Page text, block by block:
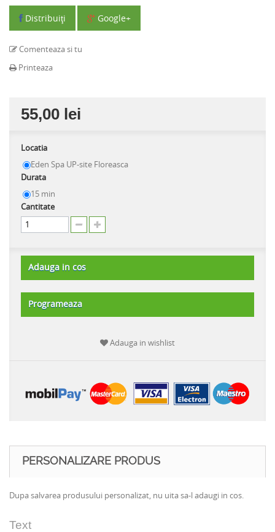
Distribuiţi Google+
Comenteaza si tu
Printeaza
55,00 lei
Locatia
Eden Spa UP-site Floreasca
Durata
15 min
Cantitate
Adauga in cos
Programeaza
Adauga in wishlist
PERSONALIZARE PRODUS
Dupa salvarea produsului personalizat, nu uita sa-l adaugi in cos.
Text